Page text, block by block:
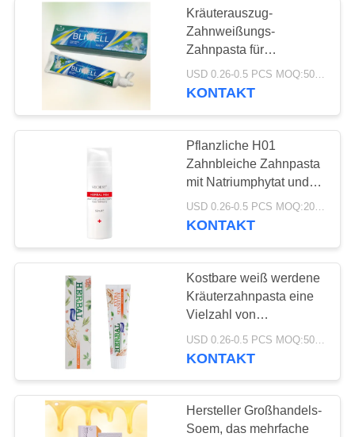
FABRIK-
AUSFLUG
QUALITÄTSKONTROLLE
IN
VERBINDUNG
FORDERN
EIN
ZITAT
Kräuterauszug-
Zahnweißungs-
Zahnpasta für
empfindliche Gummi-
Probleme
USD 0.26-0.5 PCS MOQ:500pcs-30000pcs
KONTAKT
Pflanzliche H01
Zahnbleiche Zahnpasta
mit Natriumphytat und
Zitronengras ätherisches
Öl zur wirksamen
USD 0.26-0.5 PCS MOQ:20000 Einheiten
KONTAKT
Kostbare weiß werdene
Kräuterzahnpasta eine
Vielzahl von
Kräuterauszügen
werden Zähne weiß,
KONTAKT
Hersteller Großhandels-
Soem, das mehrfache